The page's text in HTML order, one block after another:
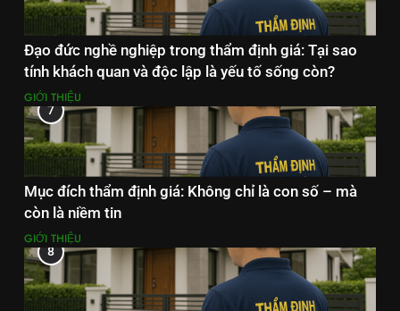
Đạo đức nghề nghiệp trong thẩm định giá: Tại sao
tính khách quan và độc lập là yếu tố sống còn?
GIỚI THIỆU
7
Mục đích thẩm định giá: Không chỉ là con số – mà
còn là niềm tin
GIỚI THIỆU
8